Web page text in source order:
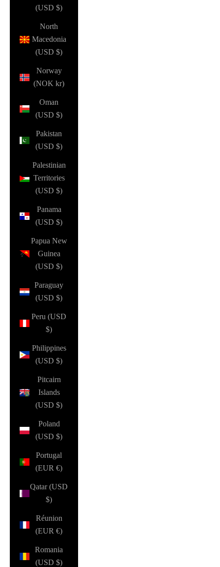
(USD $)
North
Macedonia
(USD $)
Norway
(NOK kr)
Oman
(USD $)
Pakistan
(USD $)
Palestinian
Territories
(USD $)
Panama
(USD $)
Papua New
Guinea
(USD $)
Paraguay
(USD $)
Peru (USD
$)
Philippines
(USD $)
Pitcairn
Islands
(USD $)
Poland
(USD $)
Portugal
(EUR €)
Qatar (USD
$)
Réunion
(EUR €)
Romania
(USD $)